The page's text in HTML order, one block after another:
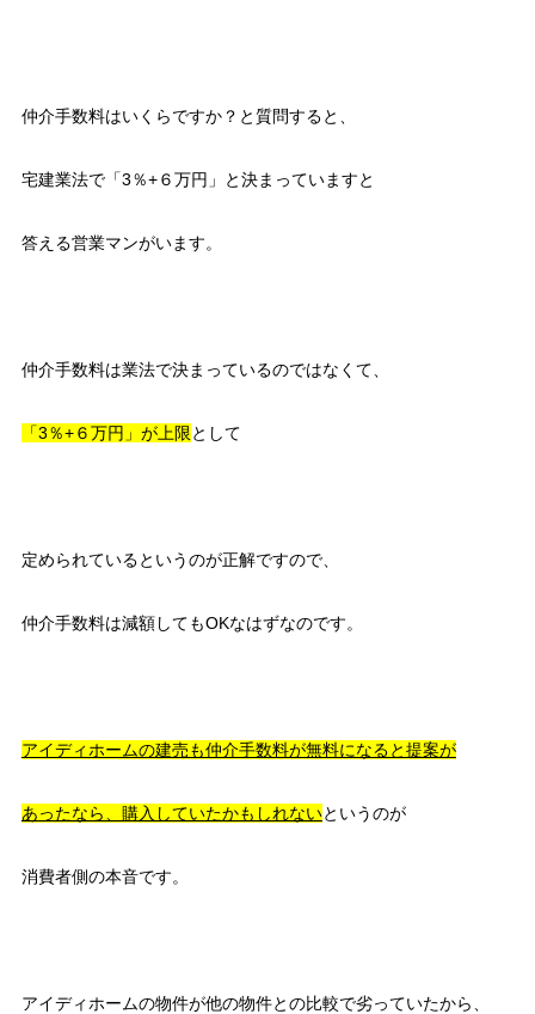
仲介手数料はいくらですか？と質問すると、
宅建業法で「3％+６万円」と決まっていますと
答える営業マンがいます。
仲介手数料は業法で決まっているのではなくて、
「3％+６万円」が上限として
定められているというのが正解ですので、
仲介手数料は減額してもOKなはずなのです。
アイディホームの建売も仲介手数料が無料になると提案が
あったなら、購入していたかもしれないというのが
消費者側の本音です。
アイディホームの物件が他の物件との比較で劣っていたから、